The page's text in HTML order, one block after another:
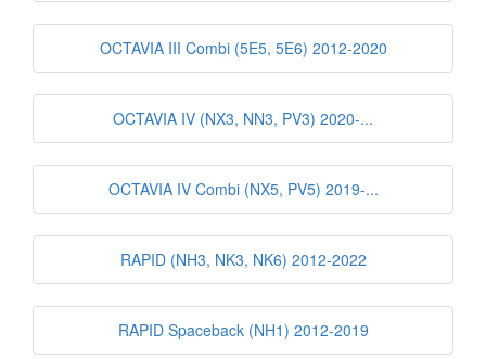
OCTAVIA III Combi (5E5, 5E6) 2012-2020
OCTAVIA IV (NX3, NN3, PV3) 2020-...
OCTAVIA IV Combi (NX5, PV5) 2019-...
RAPID (NH3, NK3, NK6) 2012-2022
RAPID Spaceback (NH1) 2012-2019